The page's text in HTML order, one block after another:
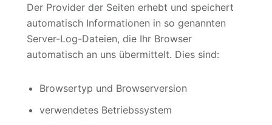
Der Provider der Seiten erhebt und speichert
automatisch Informationen in so genannten
Server-Log-Dateien, die Ihr Browser
automatisch an uns übermittelt. Dies sind:
Browsertyp und Browserversion
verwendetes Betriebssystem